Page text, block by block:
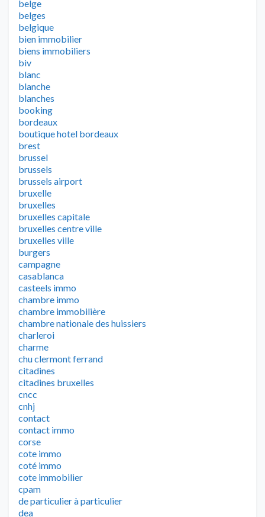
belge
belges
belgique
bien immobilier
biens immobiliers
biv
blanc
blanche
blanches
booking
bordeaux
boutique hotel bordeaux
brest
brussel
brussels
brussels airport
bruxelle
bruxelles
bruxelles capitale
bruxelles centre ville
bruxelles ville
burgers
campagne
casablanca
casteels immo
chambre immo
chambre immobilière
chambre nationale des huissiers
charleroi
charme
chu clermont ferrand
citadines
citadines bruxelles
cncc
cnhj
contact
contact immo
corse
cote immo
coté immo
cote immobilier
cpam
de particulier à particulier
dea